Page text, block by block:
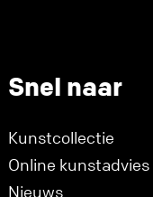
Snel naar
Kunstcollectie
Online kunstadvies
Nieuws